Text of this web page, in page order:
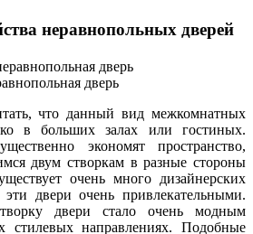
неравнопольных дверей
дверь
что данный вид межкомнатных
в больших залах или гостиных.
экономят пространство,
двум створкам в разные стороны
очень много дизайнерских
двери очень привлекательными.
двери стало очень модным
стилевых направлениях. Подобные